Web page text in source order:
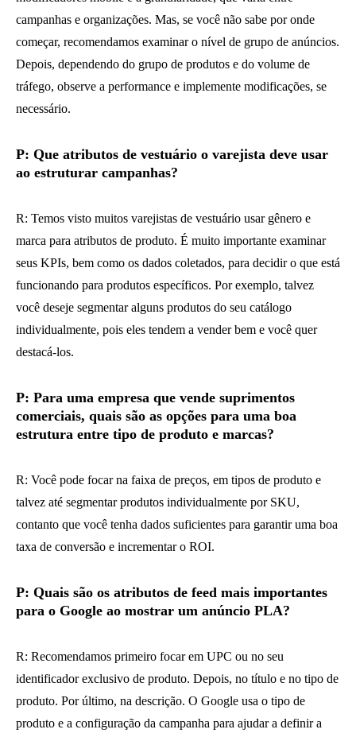
campanhas e organizações. Mas, se você não sabe por onde
começar, recomendamos examinar o nível de grupo de anúncios.
Depois, dependendo do grupo de produtos e do volume de
tráfego, observe a performance e implemente modificações, se
necessário.
P: Que atributos de vestuário o varejista deve usar
ao estruturar campanhas?
R: Temos visto muitos varejistas de vestuário usar gênero e
marca para atributos de produto. É muito importante examinar
seus KPIs, bem como os dados coletados, para decidir o que está
funcionando para produtos específicos. Por exemplo, talvez
você deseje segmentar alguns produtos do seu catálogo
individualmente, pois eles tendem a vender bem e você quer
destacá-los.
P: Para uma empresa que vende suprimentos
comerciais, quais são as opções para uma boa
estrutura entre tipo de produto e marcas?
R: Você pode focar na faixa de preços, em tipos de produto e
talvez até segmentar produtos individualmente por SKU,
contanto que você tenha dados suficientes para garantir uma boa
taxa de conversão e incrementar o ROI.
P: Quais são os atributos de feed mais importantes
para o Google ao mostrar um anúncio PLA?
R: Recomendamos primeiro focar em UPC ou no seu
identificador exclusivo de produto. Depois, no título e no tipo de
produto. Por último, na descrição. O Google usa o tipo de
produto e a configuração da campanha para ajudar a definir a